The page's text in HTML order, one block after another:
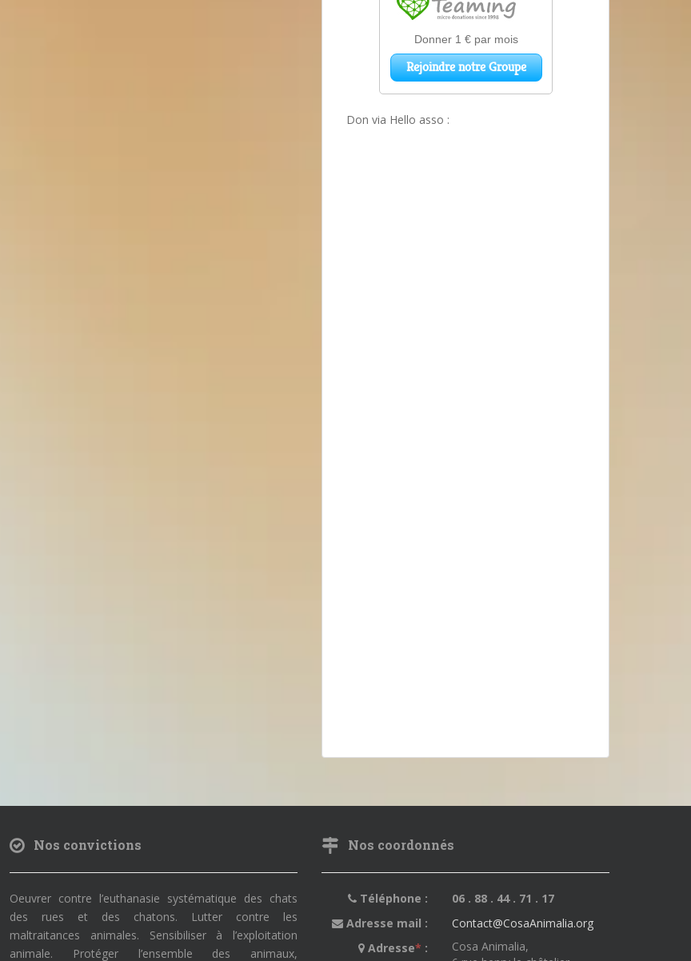
Don via Hello asso :
Nos convictions
Oeuvrer contre l’euthanasie systématique des chats
des rues et des chatons. Lutter contre les
maltraitances animales. Sensibiliser à l’exploitation
animale. Protéger l’ensemble des animaux,
Nos coordonnés
Téléphone :
06 . 88 . 44 . 71 . 17
Adresse mail :
Contact@CosaAnimalia.org
Adresse* :
Cosa Animalia,